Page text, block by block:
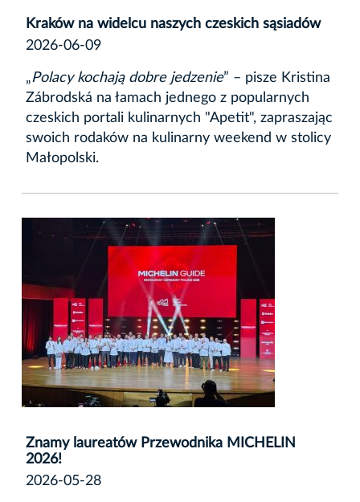
Kraków na widelcu naszych czeskich sąsiadów
2026-06-09
„Polacy kochają dobre jedzenie” – pisze Kristina
Zábrodská na łamach jednego z popularnych
czeskich portali kulinarnych "Apetit", zapraszając
swoich rodaków na kulinarny weekend w stolicy
Małopolski.
Znamy laureatów Przewodnika MICHELIN
2026!
2026-05-28